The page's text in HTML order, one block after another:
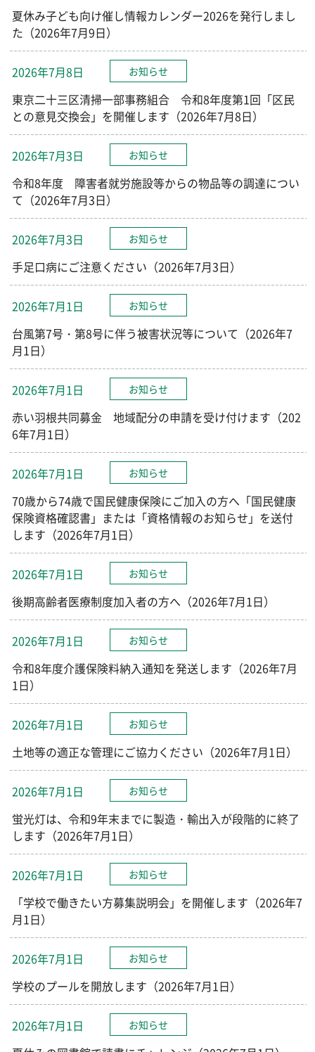
夏休み子ども向け催し情報カレンダー2026を発行しまし
た（2026年7月9日）
2026年7月8日 お知らせ
東京二十三区清掃一部事務組合 令和8年度第1回「区民
との意見交換会」を開催します（2026年7月8日）
2026年7月3日 お知らせ
令和8年度 障害者就労施設等からの物品等の調達につい
て（2026年7月3日）
2026年7月3日 お知らせ
手足口病にご注意ください（2026年7月3日）
2026年7月1日 お知らせ
台風第7号・第8号に伴う被害状況等について（2026年7
月1日）
2026年7月1日 お知らせ
赤い羽根共同募金 地域配分の申請を受け付けます（202
6年7月1日）
2026年7月1日 お知らせ
70歳から74歳で国民健康保険にご加入の方へ「国民健康
保険資格確認書」または「資格情報のお知らせ」を送付
します（2026年7月1日）
2026年7月1日 お知らせ
後期高齢者医療制度加入者の方へ（2026年7月1日）
2026年7月1日 お知らせ
令和8年度介護保険料納入通知を発送します（2026年7月
1日）
2026年7月1日 お知らせ
土地等の適正な管理にご協力ください（2026年7月1日）
2026年7月1日 お知らせ
蛍光灯は、令和9年末までに製造・輸出入が段階的に終了
します（2026年7月1日）
2026年7月1日 お知らせ
「学校で働きたい方募集説明会」を開催します（2026年7
月1日）
2026年7月1日 お知らせ
学校のプールを開放します（2026年7月1日）
2026年7月1日 お知らせ